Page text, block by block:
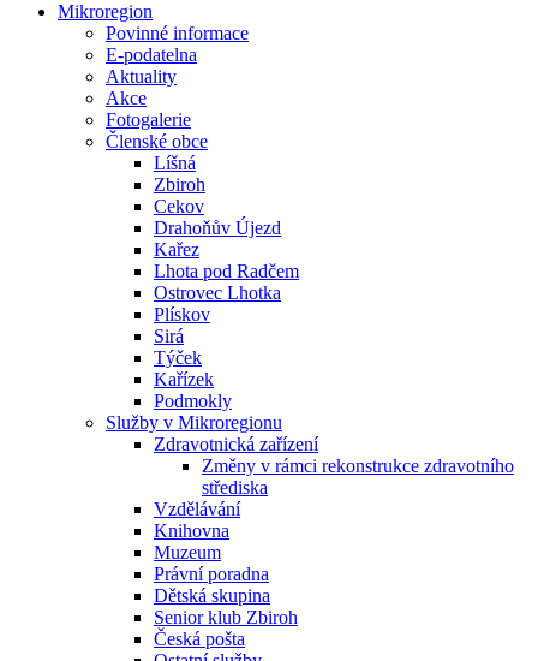
Mikroregion
Povinné informace
E-podatelna
Aktuality
Akce
Fotogalerie
Členské obce
Líšná
Zbiroh
Cekov
Drahoňův Újezd
Kařez
Lhota pod Radčem
Ostrovec Lhotka
Plískov
Sirá
Týček
Kařízek
Podmokly
Služby v Mikroregionu
Zdravotnická zařízení
Změny v rámci rekonstrukce zdravotního
střediska
Vzdělávání
Knihovna
Muzeum
Právní poradna
Dětská skupina
Senior klub Zbiroh
Česká pošta